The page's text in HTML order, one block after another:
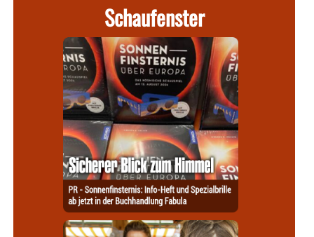
Schaufenster